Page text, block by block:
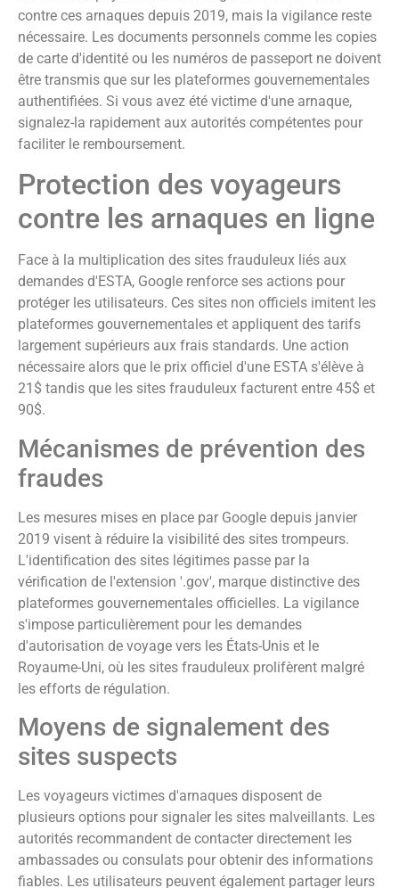
contre ces arnaques depuis 2019, mais la vigilance reste
nécessaire. Les documents personnels comme les copies
de carte d'identité ou les numéros de passeport ne doivent
être transmis que sur les plateformes gouvernementales
authentifiées. Si vous avez été victime d'une arnaque,
signalez-la rapidement aux autorités compétentes pour
faciliter le remboursement.
Protection des voyageurs
contre les arnaques en ligne
Face à la multiplication des sites frauduleux liés aux
demandes d'ESTA, Google renforce ses actions pour
protéger les utilisateurs. Ces sites non officiels imitent les
plateformes gouvernementales et appliquent des tarifs
largement supérieurs aux frais standards. Une action
nécessaire alors que le prix officiel d'une ESTA s'élève à
21$ tandis que les sites frauduleux facturent entre 45$ et
90$.
Mécanismes de prévention des
fraudes
Les mesures mises en place par Google depuis janvier
2019 visent à réduire la visibilité des sites trompeurs.
L'identification des sites légitimes passe par la
vérification de l'extension '.gov', marque distinctive des
plateformes gouvernementales officielles. La vigilance
s'impose particulièrement pour les demandes
d'autorisation de voyage vers les États-Unis et le
Royaume-Uni, où les sites frauduleux prolifèrent malgré
les efforts de régulation.
Moyens de signalement des
sites suspects
Les voyageurs victimes d'arnaques disposent de
plusieurs options pour signaler les sites malveillants. Les
autorités recommandent de contacter directement les
ambassades ou consulats pour obtenir des informations
fiables. Les utilisateurs peuvent également partager leurs